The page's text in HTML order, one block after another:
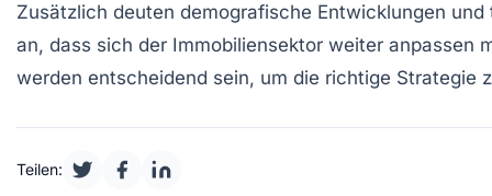
Zusätzlich deuten demografische Entwicklungen
an, dass sich der Immobiliensektor weiter anpassen
werden entscheidend sein, um die richtige Strategie
Teilen: